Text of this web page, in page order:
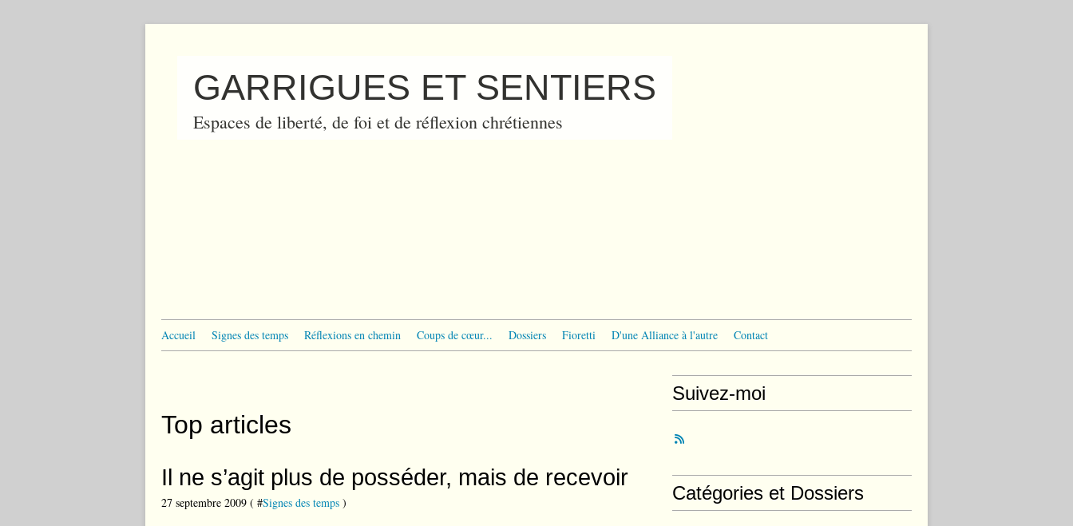
GARRIGUES ET SENTIERS
Espaces de liberté, de foi et de réflexion chrétiennes
Accueil Signes des temps Réflexions en chemin Coups de cœur... Dossiers Fioretti D'une Alliance à l'autre Contact
Top articles
Il ne s’agit plus de posséder, mais de recevoir
27 septembre 2009 ( #Signes des temps )
Suivez-moi
Catégories et Dossiers